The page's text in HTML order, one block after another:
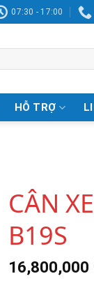
07:30 - 17:00
HỖ TRỢ
CÂN
B19S
16,800,000